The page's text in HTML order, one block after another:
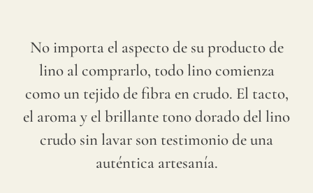
No importa el aspecto de su producto de
lino al comprarlo, todo lino comienza
como un tejido de fibra en crudo. El tacto,
el aroma y el brillante tono dorado del lino
crudo sin lavar son testimonio de una
auténtica artesanía.